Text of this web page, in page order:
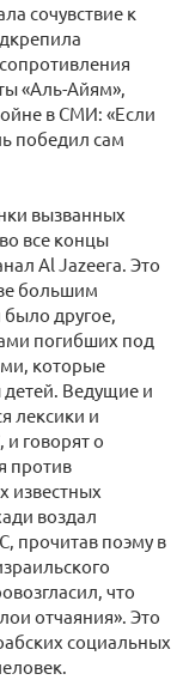
сочувствие к
«Аль-Айям»,
в СМИ: «Если
победил сам
вызванных
все концы
Al Jazeerа. Это
большим
другое,
погибших под
которые
Ведущие и
лексики и
говорят о
против
известных
воздал
прочитав поэму в
что
отчаяния». Это
социальных